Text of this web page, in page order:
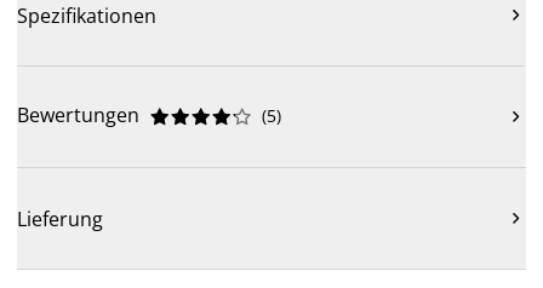
Spezifikationen 
Bewertungen 




 (5) 
Lieferung 